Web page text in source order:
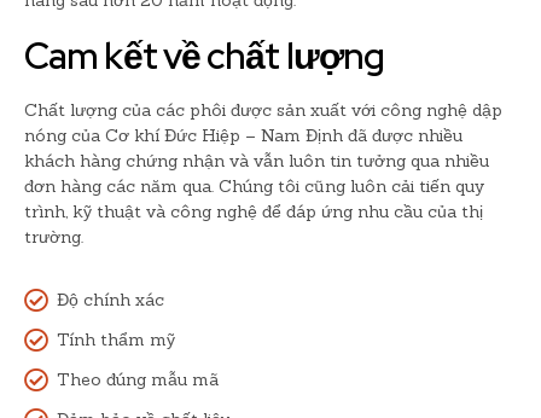
Cam kết về chất lượng
Chất lượng của các phôi được sản xuất với công nghệ dập
nóng của Cơ khí Đức Hiệp – Nam Định đã được nhiều
khách hàng chứng nhận và vẫn luôn tin tưởng qua nhiều
đơn hàng các năm qua. Chúng tôi cũng luôn cải tiến quy
trình, kỹ thuật và công nghệ để đáp ứng nhu cầu của thị
trường.
Độ chính xác
Tính thẩm mỹ
Theo đúng mẫu mã